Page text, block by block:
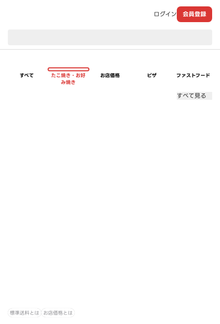
ログイン 会員登録
すべて
たこ焼き・お好
み焼き
お店価格 ピザ ファストフード
すべて見る
標準送料とは お店価格とは